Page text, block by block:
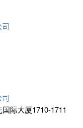
际大厦1710-1711